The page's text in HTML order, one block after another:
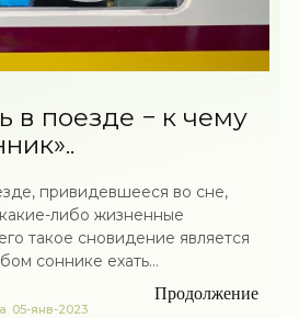
в поезде − к чему
привидевшееся во сне,
либо жизненные
такое сновидение является
соннике ехать...
Продолжение
05-янв-2023